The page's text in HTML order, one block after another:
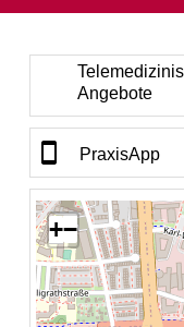
Angebote
PraxisApp
+−